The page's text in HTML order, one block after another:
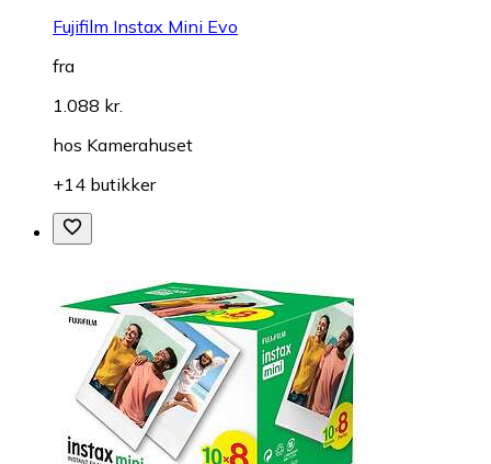
Fujifilm Instax Mini Evo
fra
1.088 kr.
hos Kamerahuset
+14 butikker